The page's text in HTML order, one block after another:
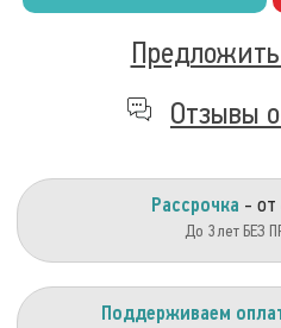
Отзывы
Рассрочка - от
До 3 лет БЕЗ
Поддерживаем